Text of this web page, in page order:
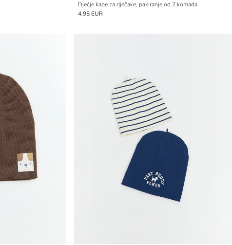
Dječje kape za dječake, pakiranje od 2 komada
4.95 EUR